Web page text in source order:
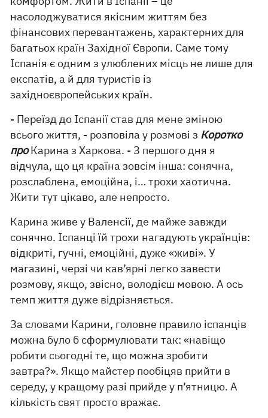
насолоджуватися якісним життям без
фінансових перевантажень, характерних для
багатьох країн Західної Європи. Саме тому
Іспанія є одним з улюблених місць не лише для
експатів, а й для туристів із
західноєвропейських країн.
- Переїзд до Іспанії став для мене зміною
всього життя, - розповіла у розмові з Коротко
проКарина з Харкова. - З першого дня я
відчула, що ця країна зовсім інша: сонячна,
розслаблена, емоційна, і… трохи хаотична.
Жити тут цікаво, але непросто.
Карина живе у Валенсії, де майже завжди
сонячно. Іспанці їй трохи нагадують українців:
відкриті, гучні, емоційні, дуже «живі». У
магазині, черзі чи кав’ярні легко завести
розмову, якщо, звісно, володієш мовою. А ось
темп життя дуже відрізняється.
За словами Карини, головне правило іспанців
можна було б сформулювати так: «навіщо
робити сьогодні те, що можна зробити
завтра?». Якщо майстер пообіцяв прийти в
середу, у кращому разі прийде у п’ятницю. А
кількість свят просто вражає.